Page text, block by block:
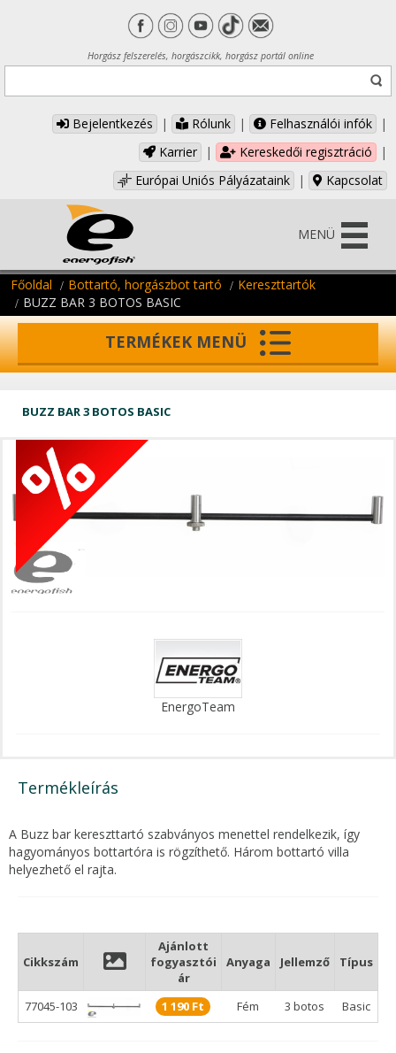
Horgász felszerelés, horgászcikk, horgász portál online
Bejelentkezés | Rólunk | Felhasználói infók
|
Karrier
| Kereskedői regisztráció
|
Európai Uniós Pályázataink
| Kapcsolat
MENÜ
Főoldal Bottartó, horgászbot tartó
Kereszttartók
BUZZ BAR 3 BOTOS BASIC
TERMÉKEK MENÜ
BUZZ BAR 3 BOTOS BASIC
EnergoTeam
Termékleírás
A Buzz bar kereszttartó szabványos menettel rendelkezik, így
hagyományos bottartóra is rögzíthető. Három bottartó villa
helyezhető el rajta.
Cikkszám
Ajánlott
fogyasztói
ár
Anyaga Jellemző Típus
77045-103 1 190 Ft Fém 3 botos Basic